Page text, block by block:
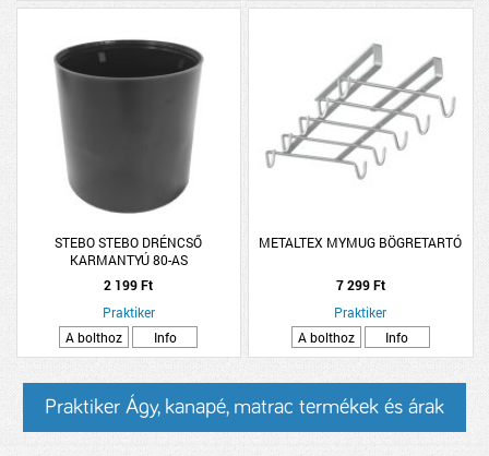
STEBO STEBO DRÉNCSŐ
KARMANTYÚ 80-AS
2 199 Ft
Praktiker
A bolthoz
Info
METALTEX MYMUG BÖGRETARTÓ
7 299 Ft
Praktiker
A bolthoz
Info
Praktiker Ágy, kanapé, matrac termékek és árak